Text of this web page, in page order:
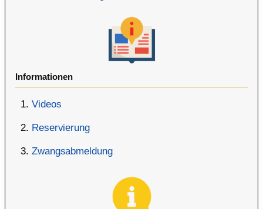
Informationen
Videos
Reservierung
Zwangsabmeldung